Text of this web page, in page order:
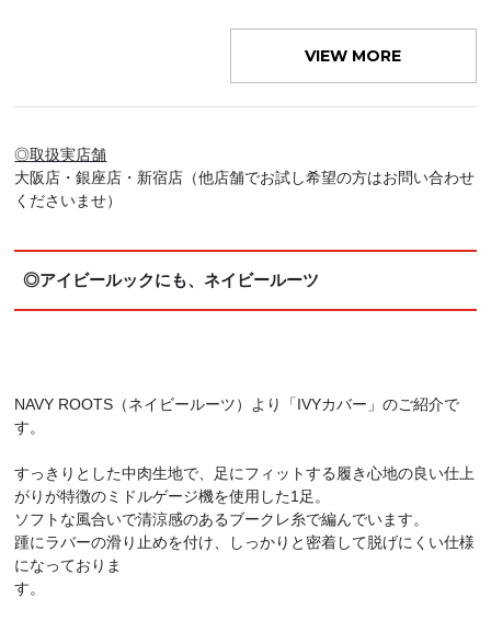
VIEW MORE
◎取扱実店舗
大阪店・銀座店・新宿店（他店舗でお試し希望の方はお問い合わせ
くださいませ）
◎アイビールックにも、ネイビールーツ
NAVY ROOTS（ネイビールーツ）より「IVYカバー」のご紹介で
す。
すっきりとした中肉生地で、足にフィットする履き心地の良い仕上
がりが特徴のミドルゲージ機を使用した1足。
ソフトな風合いで清涼感のあるブークレ糸で編んでいます。
踵にラバーの滑り止めを付け、しっかりと密着して脱げにくい仕様
になっておりま
す。